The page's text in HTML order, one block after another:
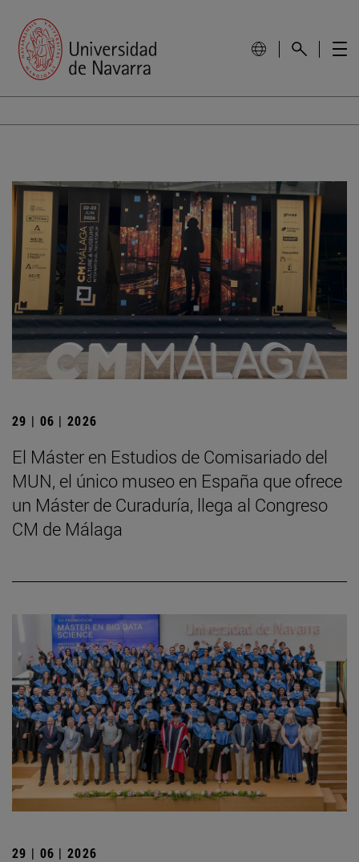
29 | 06 | 2026
El Máster en Estudios de Comisariado del
MUN, el único museo en España que ofrece
un Máster de Curaduría, llega al Congreso
CM de Málaga
29 | 06 | 2026